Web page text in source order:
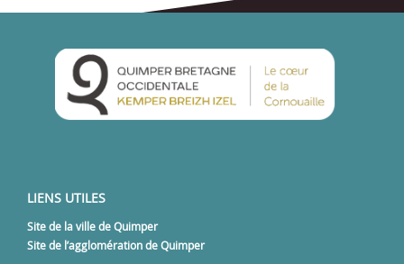
LIENS UTILES
Site de la ville de Quimper
Site de l’agglomération de Quimper